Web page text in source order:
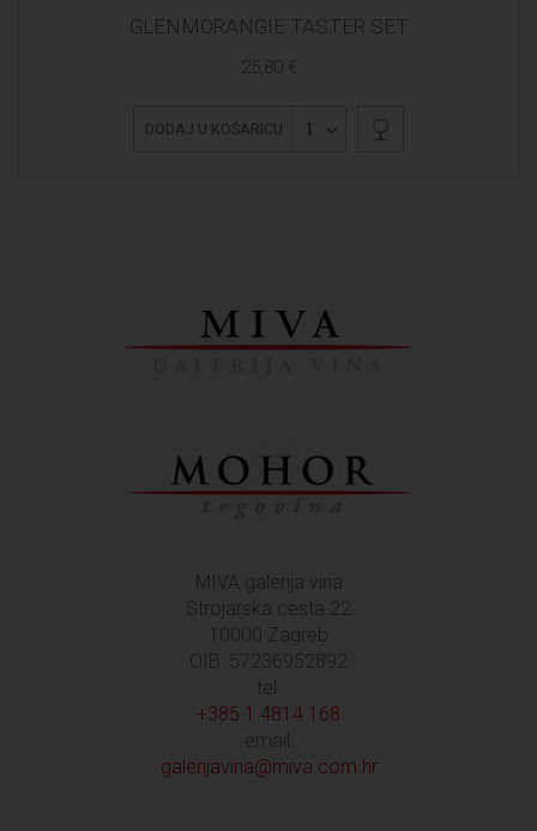
GLENMORANGIE TASTER SET
25,80 €
DODAJ U KOŠARICU 1
MIVA galerija vina
Strojarska cesta 22
10000 Zagreb
OIB: 57236952892
tel:
+385 1 4814 168
email:
galerijavina@miva.com.hr